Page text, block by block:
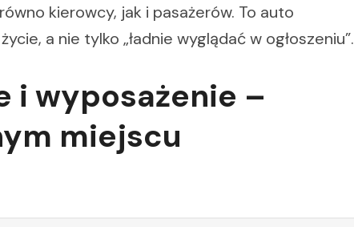
kierowcy, jak i pasażerów. To auto
a nie tylko „ładnie wyglądać w ogłoszeniu”.
i wyposażenie –
miejscu